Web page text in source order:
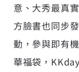
意、大秀最真
方臉書也同步
動，參與即有
華福袋，